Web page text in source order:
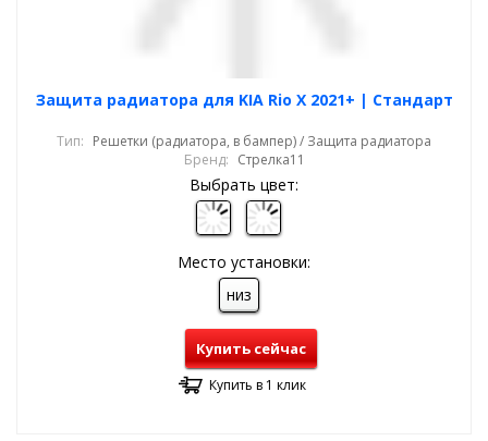
Защита радиатора для KIA Rio X 2021+ | Стандарт
Тип: Решетки (радиатора, в бампер) / Защита радиатора
Бренд: Стрелка11
Выбрать цвет:
Место установки:
низ
Купить сейчас
Купить в 1 клик